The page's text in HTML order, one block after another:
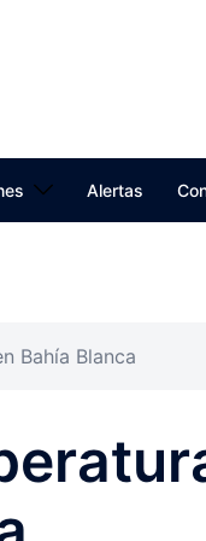
Alertas
Bahía Blanca